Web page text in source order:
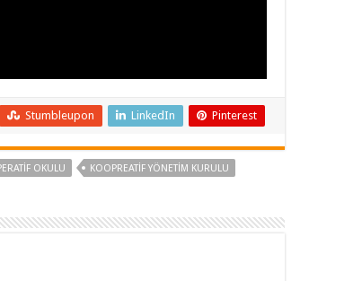
Stumbleupon LinkedIn Pinterest
OKULU KOOPREATIF YÖNETIM KURULU